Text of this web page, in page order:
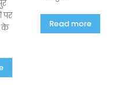
पर
के
Read more